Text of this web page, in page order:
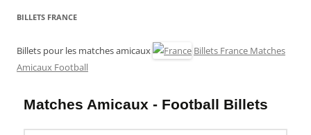
BILLETS FRANCE
Billets pour les matches amicaux
Billets France Matches
Amicaux Football